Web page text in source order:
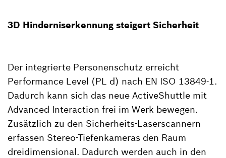
3D Hinderniserkennung steigert Sicherheit
Der integrierte Personenschutz erreicht
Performance Level (PL d) nach EN ISO 13849-1.
Dadurch kann sich das neue ActiveShuttle mit
Advanced Interaction frei im Werk bewegen.
Zusätzlich zu den Sicherheits-Laserscannern
erfassen Stereo-Tiefenkameras den Raum
dreidimensional. Dadurch werden auch in den